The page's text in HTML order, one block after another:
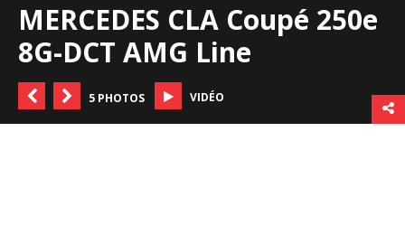
MERCEDES CLA Coupé 250e
8G-DCT AMG Line
5 PHOTOS VIDÉO